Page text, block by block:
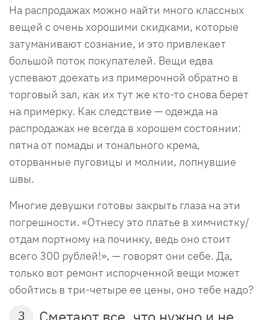
На распродажах можно найти много классных
вещей с очень хорошими скидками, которые
затуманивают сознание, и это привлекает
большой поток покупателей. Вещи едва
успевают доехать из примерочной обратно в
торговый зал, как их тут же кто-то снова берет
на примерку. Как следствие — одежда на
распродажах не всегда в хорошем состоянии:
пятна от помады и тонального крема,
оторванные пуговицы и молнии, лопнувшие
швы.
Многие девушки готовы закрыть глаза на эти
погрешности. «Отнесу это платье в химчистку/
отдам портному на починку, ведь оно стоит
всего 300 рублей!», — говорят они себе. Да,
только вот ремонт испорченной вещи может
обойтись в три-четыре ее цены, оно тебе надо?
3